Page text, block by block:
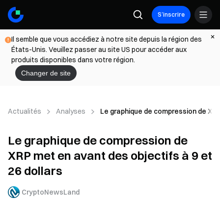
S’inscrire
Il semble que vous accédiez à notre site depuis la région des
États-Unis. Veuillez passer au site US pour accéder aux
produits disponibles dans votre région.
Changer de site
Actualités Analyses Le graphique de compression de
Le graphique de compression de
XRP met en avant des objectifs à 9 et
26 dollars
CryptoNewsLand